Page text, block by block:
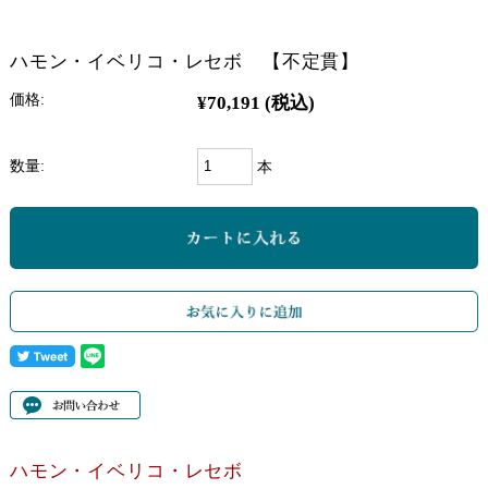
ハモン・イベリコ・レセボ 【不定貫】
価格: ¥70,191 (税込)
数量: 本
ハモン・イベリコ・レセボ